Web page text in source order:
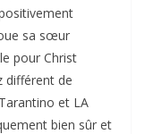
sa sœur
pour Christ
différent de
et LA
bien sûr et